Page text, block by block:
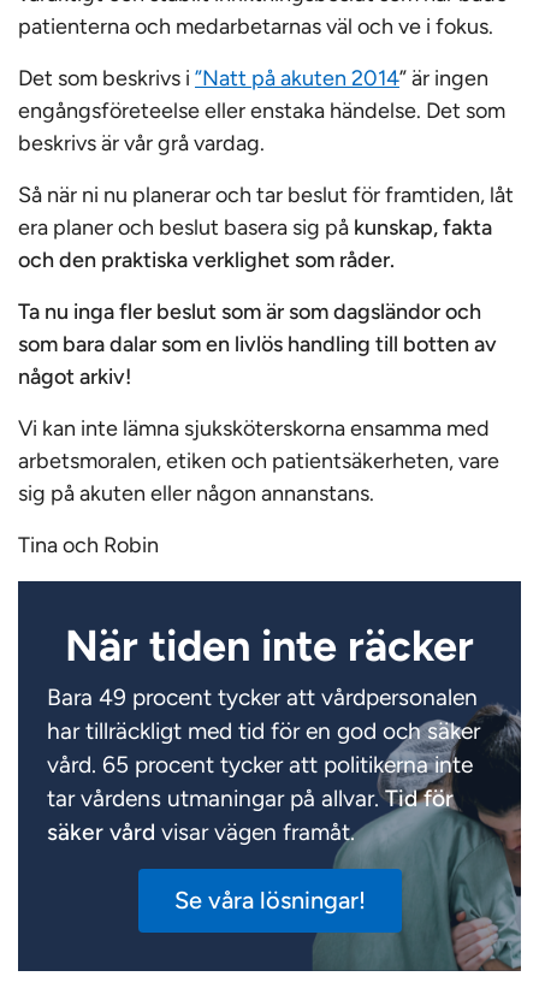
patienterna och medarbetarnas väl och ve i fokus.
Det som beskrivs i ”Natt på akuten 2014” är ingen
engångsföreteelse eller enstaka händelse. Det som
beskrivs är vår grå vardag.
Så när ni nu planerar och tar beslut för framtiden, låt
era planer och beslut basera sig på kunskap, fakta
och den praktiska verklighet som råder.
Ta nu inga fler beslut som är som dagsländor och
som bara dalar som en livlös handling till botten av
något arkiv!
Vi kan inte lämna sjuksköterskorna ensamma med
arbetsmoralen, etiken och patientsäkerheten, vare
sig på akuten eller någon annanstans.
Tina och Robin
När tiden inte räcker
Bara 49 procent tycker att vårdpersonalen
har tillräckligt med tid för en god och säker
vård. 65 procent tycker att politikerna inte
tar vårdens utmaningar på allvar.Tid för
säker vård visar vägen framåt.
Se våra lösningar!